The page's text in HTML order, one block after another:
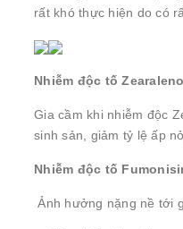
rất khó thực hiện do có
Nhiễm độc tố
Gia cầm khi nhiễm độc
sinh sản, giảm tỷ lệ ấp
Nhiễm độc tố
Ảnh hưởng nặng nề tới